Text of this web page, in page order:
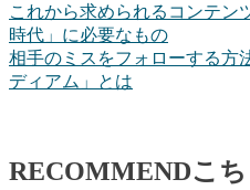
これから求められるコンテン
時代」に必要なもの
相手のミスをフォローする方
ディアム」とは
RECOMMENDこ